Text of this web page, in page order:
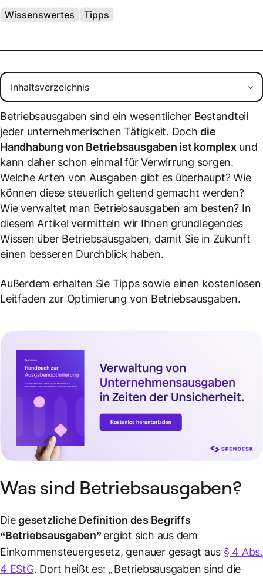
Wissenswertes Tipps
Betriebsausgaben sind ein wesentlicher Bestandteil
jeder unternehmerischen Tätigkeit. Dochdie
Handhabung von Betriebsausgaben ist komplexund
kann daher schon einmal für Verwirrung sorgen.
Welche Arten von Ausgaben gibt es überhaupt? Wie
können diese steuerlich geltend gemacht werden?
Wie verwaltet man Betriebsausgaben am besten? In
diesem Artikel vermitteln wir Ihnen grundlegendes
Wissen über Betriebsausgaben, damit Sie in Zukunft
einen besseren Durchblick haben.
Außerdem erhalten Sie Tipps sowie einen kostenlosen
Leitfaden zur Optimierung von Betriebsausgaben.
Was sind Betriebsausgaben?
Diegesetzliche Definition des Begriffs
“Betriebsausgaben”ergibt sich aus dem
Einkommensteuergesetz, genauer gesagt aus § 4 Abs.
4 EStG. Dort heißt es: „Betriebsausgaben sind die